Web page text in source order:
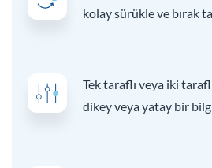
kolay sürükle ve bırak
Tek taraflı veya iki
dikey veya yatay bir